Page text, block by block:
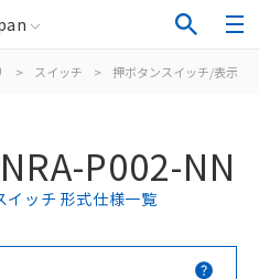
> スイッチ > 押ボタンスイッチ/表示灯
P002-NN
ッチ 形式仕様一覧